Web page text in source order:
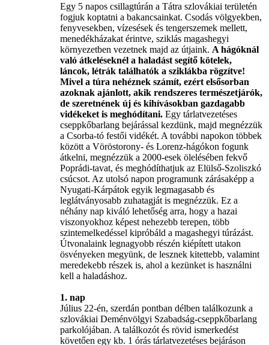
Egy 5 napos csillagtúrán a Tátra szlovákiai területén
fogjuk koptatni a bakancsainkat. Csodás völgyekben,
fenyvesekben, vízesések és tengerszemek mellett,
menedékházakat érintve, sziklás magashegyi
környezetben vezetnek majd az útjaink. A hágóknál
való átkeléseknél a haladást segítő kötelek,
láncok, létrák találhatók a sziklákba rögzítve!
Mivel a túra nehéznek számít, ezért elsősorban
azoknak ajánlott, akik rendszeres természetjárók,
de szeretnének új és kihívásokban gazdagabb
vidékeket is meghódítani. Egy tárlatvezetéses
cseppkőbarlang bejárással kezdünk, majd megnézzük
a Csorba-tó festői vidékét. A további napokon többek
között a Vöröstorony- és Lorenz-hágókon fogunk
átkelni, megnézzük a 2000-esek ölelésében fekvő
Poprádi-tavat, és meghódíthatjuk az Elülső-Szoliszkó
csúcsot. Az utolsó napon programunk zárásaképp a
Nyugati-Kárpátok egyik legmagasabb és
leglátványosabb zuhatagját is megnézzük. Ez a
néhány nap kiváló lehetőség arra, hogy a hazai
viszonyokhoz képest nehezebb terepen, több
szintemelkedéssel kipróbáld a magashegyi túrázást.
Útvonalaink legnagyobb részén kiépített utakon
ösvényeken megyünk, de lesznek kitettebb, valamint
meredekebb részek is, ahol a kezünket is használni
kell a haladáshoz.
1. nap
Július 22-én, szerdán pontban délben találkozunk a
szlovákiai Deménvölgyi Szabadság-cseppkőbarlang
parkolójában. A találkozót és rövid ismerkedést
követően egy kb. 1 órás tárlatvezetéses bejáráson